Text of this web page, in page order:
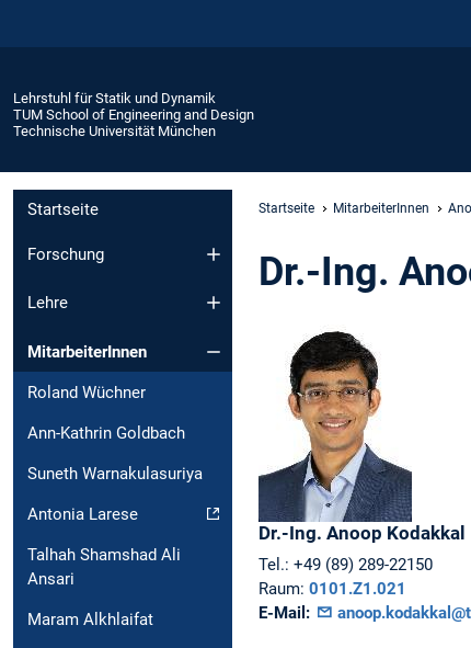
Lehrstuhl für Statik und Dynamik
TUM School of Engineering and Design
Technische Universität München
Startseite
Forschung
Lehre
MitarbeiterInnen
Roland Wüchner
Ann-Kathrin Goldbach
Suneth Warnakulasuriya
Antonia Larese
Talhah Shamshad Ali
Ansari
Maram Alkhlaifat
Startseite MitarbeiterInnen
Dr.-Ing.
Dr.-Ing. Anoop Kodakkal
Tel.: +49 (89) 289-22150
Raum: 0101.Z1.021
E-Mail: